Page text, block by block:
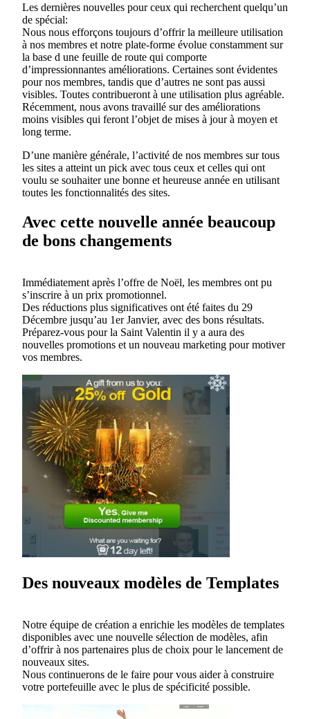
Les dernières nouvelles pour ceux qui recherchent quelqu’un
de spécial:
Nous nous efforçons toujours d’offrir la meilleure utilisation
à nos membres et notre plate-forme évolue constamment sur
la base d une feuille de route qui comporte
d’impressionnantes améliorations. Certaines sont évidentes
pour nos membres, tandis que d’autres ne sont pas aussi
visibles. Toutes contribueront à une utilisation plus agréable.
Récemment, nous avons travaillé sur des améliorations
moins visibles qui feront l’objet de mises à jour à moyen et
long terme.
D’une manière générale, l’activité de nos membres sur tous
les sites a atteint un pick avec tous ceux et celles qui ont
voulu se souhaiter une bonne et heureuse année en utilisant
toutes les fonctionnalités des sites.
Avec cette nouvelle année beaucoup
de bons changements
Immédiatement après l’offre de Noël, les membres ont pu
s’inscrire à un prix promotionnel.
Des réductions plus significatives ont été faites du 29
Décembre jusqu’au 1er Janvier, avec des bons résultats.
Préparez-vous pour la Saint Valentin il y a aura des
nouvelles promotions et un nouveau marketing pour motiver
vos membres.
Des nouveaux modèles de Templates
Notre équipe de création a enrichie les modèles de templates
disponibles avec une nouvelle sélection de modèles, afin
d’offrir à nos partenaires plus de choix pour le lancement de
nouveaux sites.
Nous continuerons de le faire pour vous aider à construire
votre portefeuille avec le plus de spécificité possible.